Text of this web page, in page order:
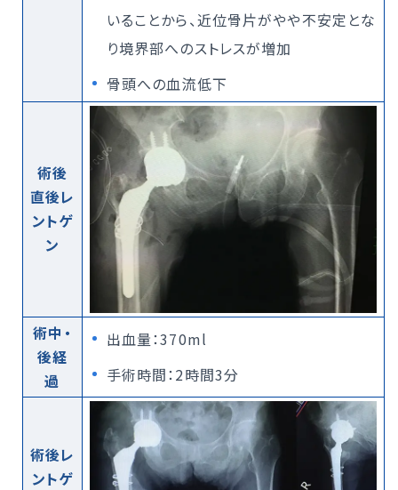
いることから、近位骨片がやや不安定とな
り境界部へのストレスが増加
骨頭への血流低下
術後
直後レ
ントゲ
ン
術中・
後経
過
出血量：370ml
手術時間：2時間3分
術後レ
ントゲ